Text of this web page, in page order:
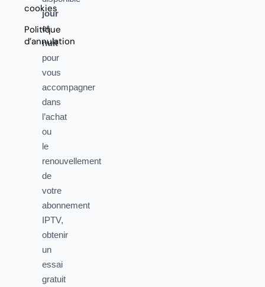
cookies
Politique
d’annulation
jour
et
nuit
pour
vous
accompagner
dans
l’achat
ou
le
renouvellement
de
votre
abonnement
IPTV,
obtenir
un
essai
gratuit